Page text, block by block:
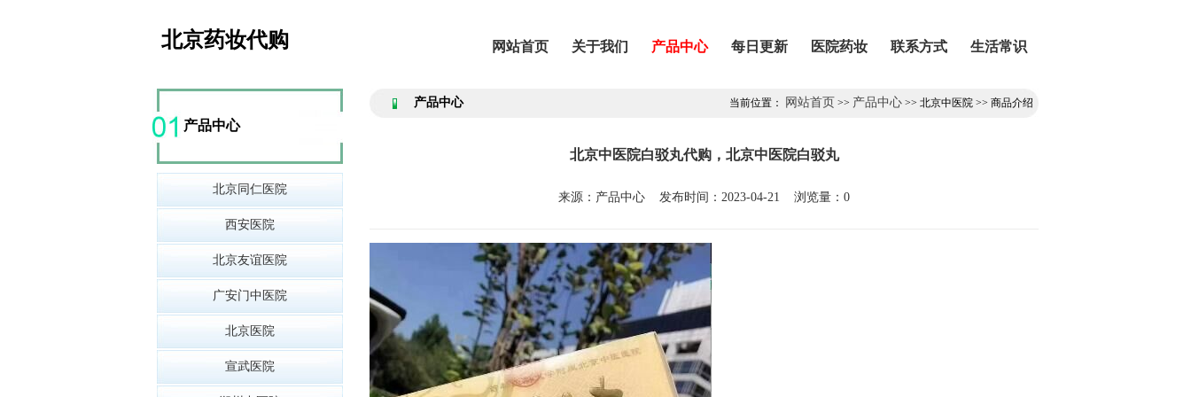
北京药妆代购 网站首页 关于我们 产品中心 每日更新 医院药妆 联系方式 生活常识
产品中心
北京同仁医院
西安医院
北京友谊医院
广安门中医院
北京医院
宣武医院
产品中心 当前位置： 网站首页 >> 产品中心 >> 北京中医院 >> 商品介绍
北京中医院白驳丸代购，北京中医院白驳丸
来源：产品中心 发布时间：2023-04-21 浏览量：0